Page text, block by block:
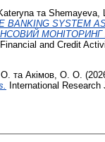
та Shemayeva,
BANKING SYSTEM
Financial and Credit
та Акімов, О. О.
International